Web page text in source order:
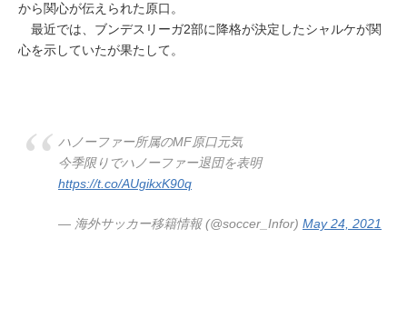
から関心が伝えられた原口。
最近では、ブンデスリーガ2部に降格が決定したシャルケが関
心を示していたが果たして。
ハノーファー所属のMF原口元気
今季限りでハノーファー退団を表明
https://t.co/AUgikxK90q
— 海外サッカー移籍情報 (@soccer_Infor) May 24, 2021